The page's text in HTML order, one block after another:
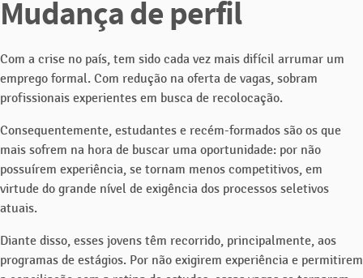
Mudança de perfil
Com a crise no país, tem sido cada vez mais difícil arrumar um
emprego formal. Com redução na oferta de vagas, sobram
profissionais experientes em busca de recolocação.
Consequentemente, estudantes e recém-formados são os que
mais sofrem na hora de buscar uma oportunidade: por não
possuírem experiência, se tornam menos competitivos, em
virtude do grande nível de exigência dos processos seletivos
atuais.
Diante disso, esses jovens têm recorrido, principalmente, aos
programas de estágios. Por não exigirem experiência e permitirem